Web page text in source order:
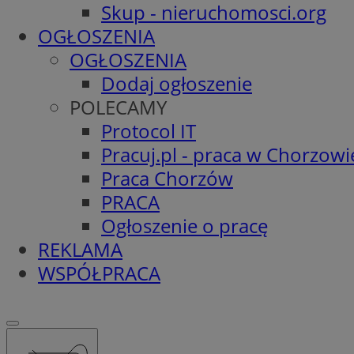
Skup - nieruchomosci.org
OGŁOSZENIA
OGŁOSZENIA
Dodaj ogłoszenie
POLECAMY
Protocol IT
Pracuj.pl - praca w
Praca Chorzów
PRACA
Ogłoszenie o pracę
REKLAMA
WSPÓŁPRACA